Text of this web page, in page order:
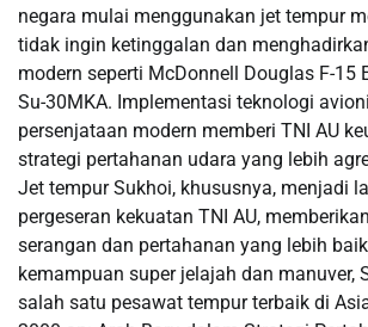
negara mulai menggunakan jet tempur
tidak ingin ketinggalan dan
modern seperti McDonnell Douglas F-15
Su-30MKA. Implementasi teknologi
persenjataan modern memberi TNI AU
strategi pertahanan udara yang lebih
Jet tempur Sukhoi, khususnya, menjadi
pergeseran kekuatan TNI AU,
serangan dan pertahanan yang lebih
kemampuan super jelajah dan manuver,
salah satu pesawat tempur terbaik di